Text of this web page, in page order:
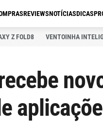
REVIEWSNOTÍCIASDICAS
Z FOLD8 VENTOINHA